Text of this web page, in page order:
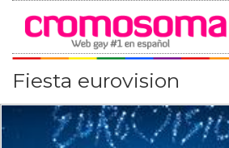
Fiesta eurovision